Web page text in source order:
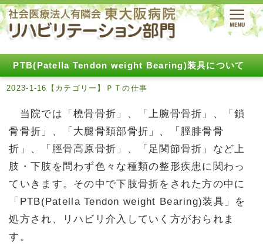
PTB(Patella Tendon weight Bearing)装具について
2023-1-16【カテゴリー】ＰＴの仕事
当院では「橈骨骨折」、「上腕骨骨折」、「鎖
骨骨折」、「大腿骨頚部骨折」、「脛腓骨骨
折」、「脛骨高原骨折」、「足関節骨折」など上
肢・下肢を問わず色々な種類の整形疾患に関わっ
ていきます。その中で下肢骨折をされた方の中に
「PTB(Patella Tendon weight Bearing)装具」を
処方され、リハビリ介入していく方がおられま
す。